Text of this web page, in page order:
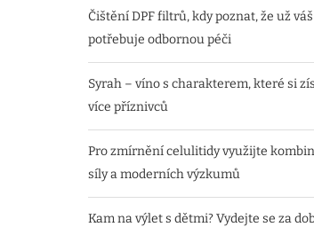
Čištění DPF filtrů, kdy poznat, že už
potřebuje odbornou péči
Syrah – víno s charakterem, které si
více příznivců
Pro zmírnění celulitidy využijte
síly a moderních výzkumů
Kam na výlet s dětmi? Vydejte se za